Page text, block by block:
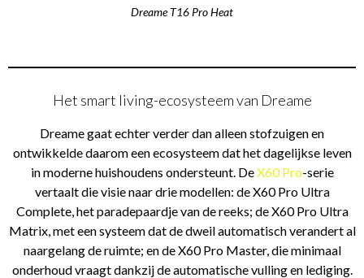
Dreame T16 Pro Heat
Het smart living-ecosysteem van Dreame
Dreame gaat echter verder dan alleen stofzuigen en
ontwikkelde daarom een ecosysteem dat het dagelijkse leven
in moderne huishoudens ondersteunt. DeX60 Pro-serie
vertaalt die visie naar drie modellen: de X60 Pro Ultra
Complete, het paradepaardje van de reeks; de X60 Pro Ultra
Matrix, met een systeem dat de dweil automatisch verandert al
naargelang de ruimte; en de X60 Pro Master, die minimaal
onderhoud vraagt dankzij de automatische vulling en lediging.